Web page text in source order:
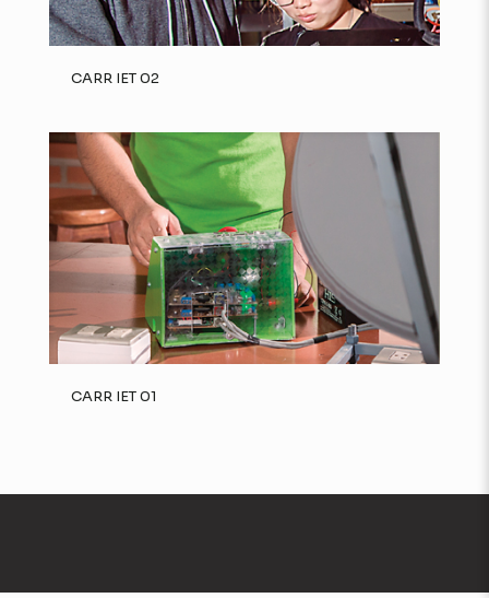
CARR IET 02
CARR IET 01